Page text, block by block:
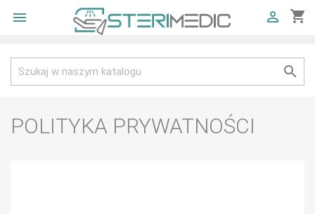
 shopping_cart


POLITYKA PRYWATNOŚCI